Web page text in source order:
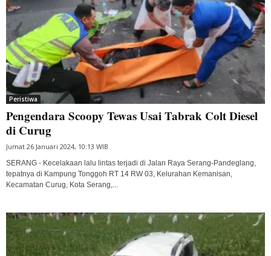
Peristiwa
Pengendara Scoopy Tewas Usai Tabrak Colt Diesel
di Curug
Jumat 26 Januari 2024, 10:13 WIB
SERANG - Kecelakaan lalu lintas terjadi di Jalan Raya Serang-Pandeglang,
tepatnya di Kampung Tonggoh RT 14 RW 03, Kelurahan Kemanisan,
Kecamatan Curug, Kota Serang,...